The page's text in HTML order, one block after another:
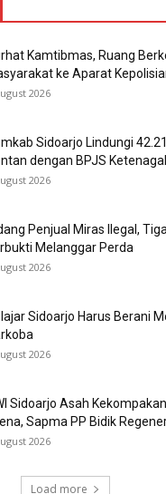
Kamtibmas, Ruang
ke Aparat
2026
Sidoarjo Lindungi
dengan BPJS
2026
Penjual Miras Ilegal,
Melanggar Perda
2026
Sidoarjo Harus Berani
2026
Sidoarjo Asah Kekompakan
Sapma PP Bidik
2026
Load more